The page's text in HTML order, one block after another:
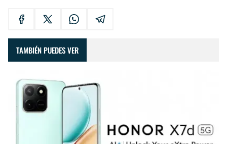
TAMBIÉN PUEDES VER